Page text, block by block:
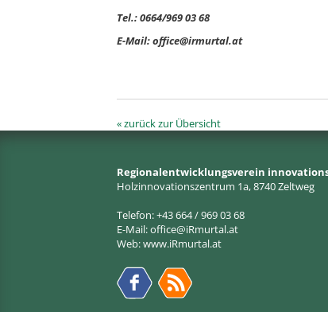
Tel.: 0664/969 03 68
E-Mail: office@irmurtal.at
« zurück zur Übersicht
Regionalentwicklungsverein
Holzinnovationszentrum 1a, 8740 Zeltweg
Telefon: +43 664 / 969 03 68
E-Mail:office@iRmurtal.at
Web:www.iRmurtal.at